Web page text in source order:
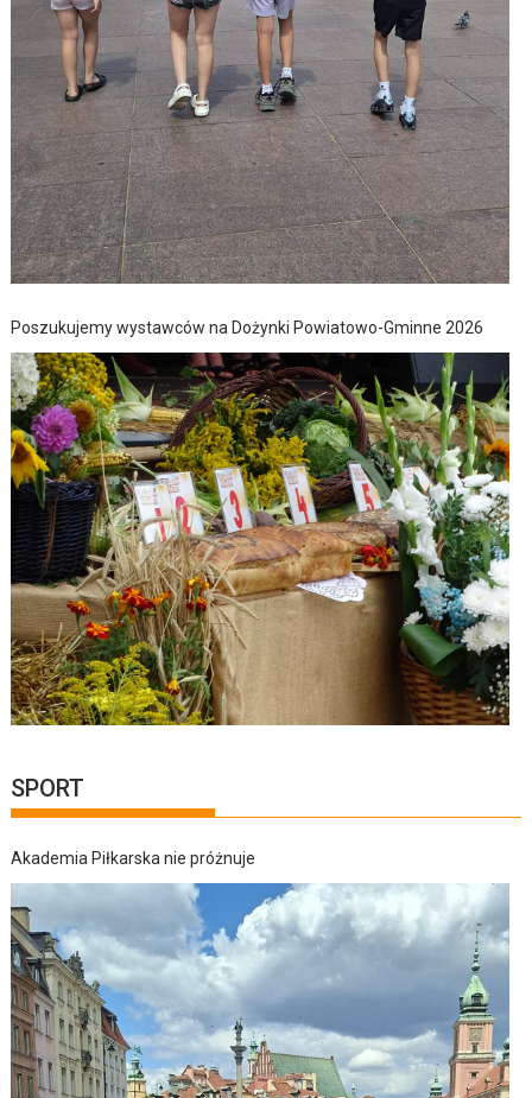
Poszukujemy wystawców na Dożynki Powiatowo-Gminne 2026
SPORT
Akademia Piłkarska nie próżnuje